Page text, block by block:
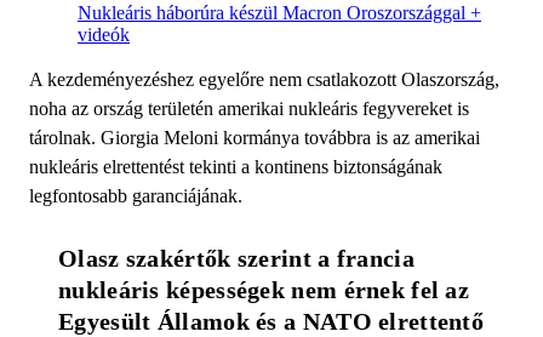
Nukleáris háborúra készül Macron Oroszországgal +
videók
A kezdeményezéshez egyelőre nem csatlakozott Olaszország,
noha az ország területén amerikai nukleáris fegyvereket is
tárolnak. Giorgia Meloni kormánya továbbra is az amerikai
nukleáris elrettentést tekinti a kontinens biztonságának
legfontosabb garanciájának.
Olasz szakértők szerint a francia
nukleáris képességek nem érnek fel az
Egyesült Államok és a NATO elrettentő